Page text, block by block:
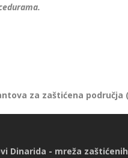
za zaštićena područja
Dinarida - mreža